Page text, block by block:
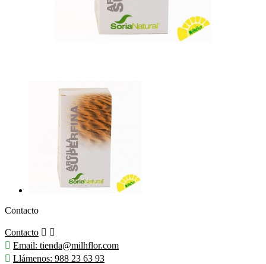
Contacto
Contacto  
 Email: tienda@milhflor.com
 Llámenos: 988 23 63 93